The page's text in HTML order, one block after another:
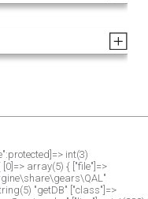
int(3)
array(5) { ["file"]=>
"getDB" ["class"]=>